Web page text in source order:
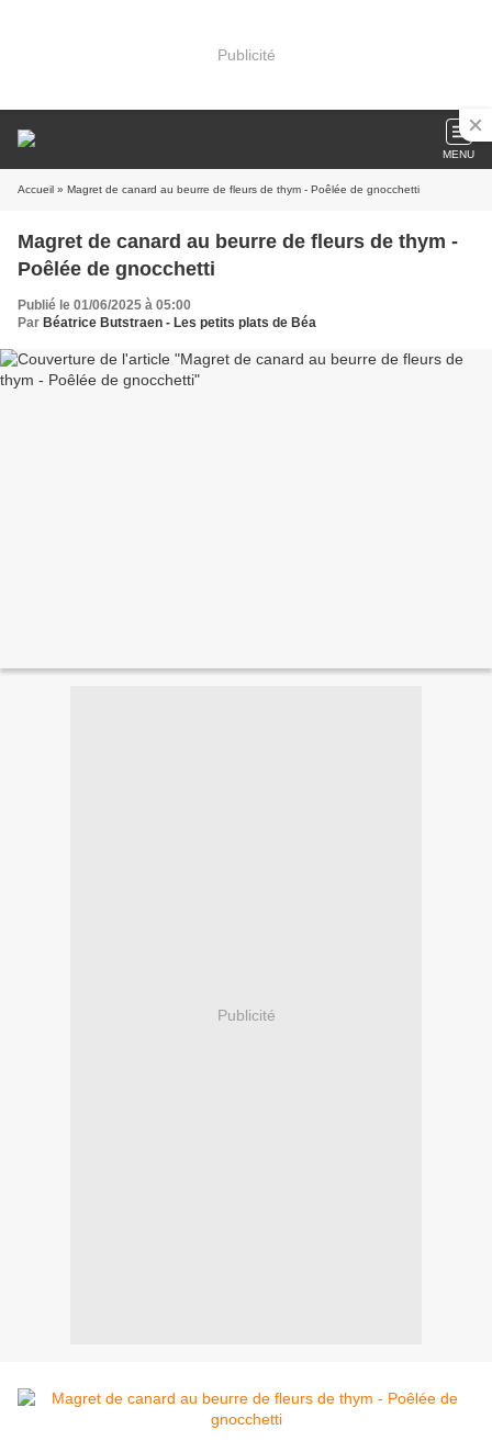
Publicité
MENU
Accueil » Magret de canard au beurre de fleurs de thym - Poêlée de gnocchetti
Magret de canard au beurre de fleurs de thym -
Poêlée de gnocchetti
Publié le 01/06/2025 à 05:00
Par Béatrice Butstraen - Les petits plats de Béa
Publicité